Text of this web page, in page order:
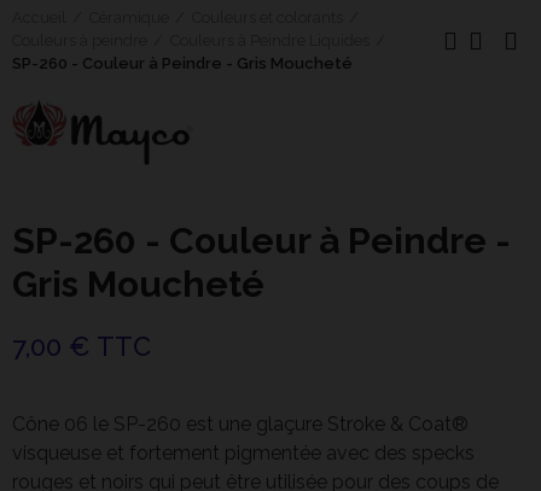
SP-260 - Couleur à Peindre - Gris Moucheté
SP-260 - Couleur à Peindre -
Gris Moucheté
7,00 € TTC
Cône 06 le SP-260 est une glaçure Stroke & Coat®
visqueuse et fortement pigmentée avec des specks
rouges et noirs qui peut être utilisée pour des coups de